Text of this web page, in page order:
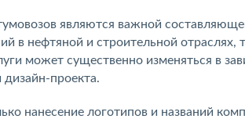
являются важной
в нефтяной и строительной отраслях,
может существенно изменяться в
проекта.
нанесение логотипов и названий